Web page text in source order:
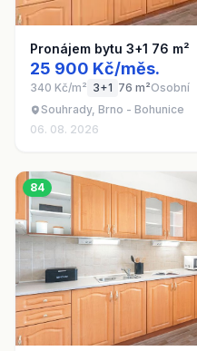
Pronájem bytu 3+1 76 m²
25 900 Kč/měs.
340 Kč/m² 3+1 76 m²Osobní
Souhrady, Brno - Bohunice
06. 08. 2026
84